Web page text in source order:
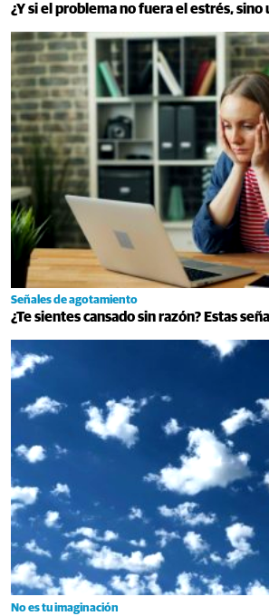
¿Y si el problema no fuera el estrés, sino
Señales de agotamiento
¿Te sientes cansado sin razón? Estas
No es tu imaginación